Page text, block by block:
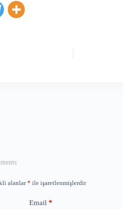
alanlar* ile işaretlenmişlerdir
Email *